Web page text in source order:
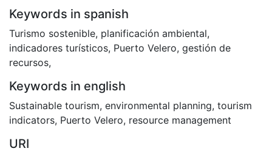
Keywords in spanish
Turismo sostenible, planificación ambiental,
indicadores turísticos, Puerto Velero, gestión de
recursos,
Keywords in english
Sustainable tourism, environmental planning, tourism
indicators, Puerto Velero, resource management
URI